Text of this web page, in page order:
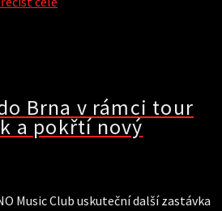
Brna v rámci tour
a pokřtí nový
Music Club uskuteční další zastávka